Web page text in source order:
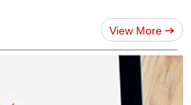
View More